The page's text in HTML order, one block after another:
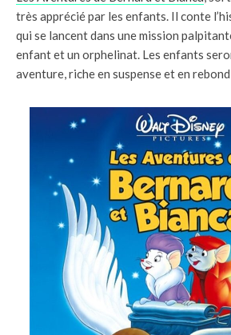
très apprécié par les enfants. Il conte
qui se lancent dans une mission
enfant et un orphelinat. Les enfants
aventure, riche en suspense et en